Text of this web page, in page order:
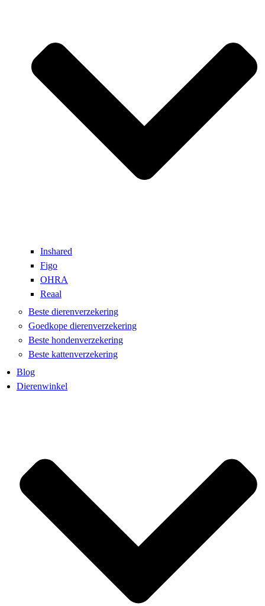
Inshared
Figo
OHRA
Reaal
Beste dierenverzekering
Goedkope dierenverzekering
Beste hondenverzekering
Beste kattenverzekering
Blog
Dierenwinkel